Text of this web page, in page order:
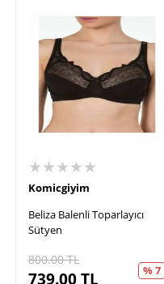
★★★★★
Komicgiyim
Beliza Balenli Toparlayıcı
Sütyen
800.00TL
739.00TL % 7